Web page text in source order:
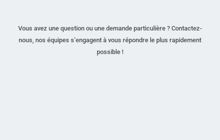
Vous avez une question ou une demande particulière ? Contactez-
nous, nos équipes s’engagent à vous répondre le plus rapidement
possible !